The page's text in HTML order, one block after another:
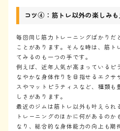
Flow
Blog
ブログ
体験
コツ④：筋トレ以外の楽しみも
毎回同じ筋力トレーニングばかりだ
ことがあります。そんな時は、筋ト
てみるのも一つの手です。
例えば、近年人気が高まっているピ
なやかな身体作りを目指せるエクサ
スやマットピラティスなど、種類も
しさがあります。
最近のジムは筋トレ以外も叶えられ
トレーニングのほかに何があるのか
なり、総合的な身体能力の向上も期